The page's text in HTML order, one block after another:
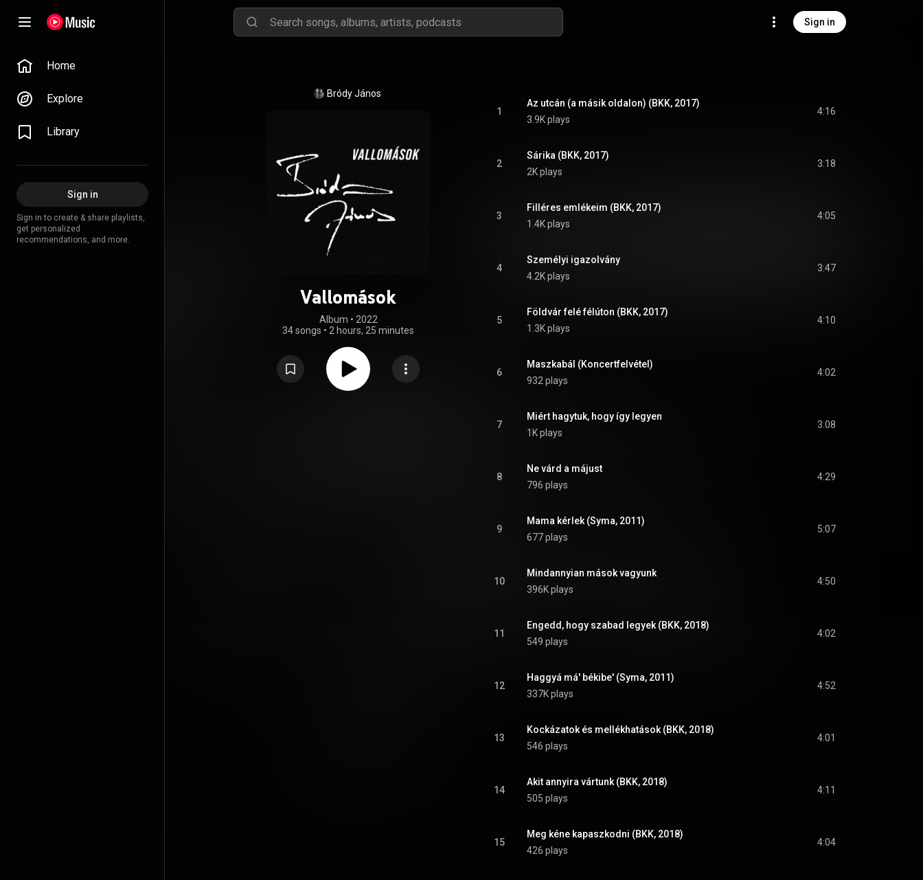
Sign in
Home
Explore
Library
Sign in
Sign in to create & share playlists,
get personalized
recommendations, and more.
Bródy János
Vallomások
Album • 2022
34 songs • 2 hours, 25 minutes
1
Az utcán (a másik oldalon) (BKK, 2017)
3.9K plays
4:16
2
Sárika (BKK, 2017)
2K plays
3:18
3
Filléres emlékeim (BKK, 2017)
1.4K plays
4:05
4
Személyi igazolvány
4.2K plays
3:47
5
Földvár felé félúton (BKK, 2017)
1.3K plays
4:10
6
Maszkabál (Koncertfelvétel)
932 plays
4:02
7
Miért hagytuk, hogy így legyen
1K plays
3:08
8
Ne várd a májust
796 plays
4:29
9
Mama kérlek (Syma, 2011)
677 plays
5:07
10
Mindannyian mások vagyunk
396K plays
4:50
11
Engedd, hogy szabad legyek (BKK, 2018)
549 plays
4:02
12
Haggyá má' békibe' (Syma, 2011)
337K plays
4:52
13
Kockázatok és mellékhatások (BKK, 2018)
546 plays
4:01
14
Akit annyira vártunk (BKK, 2018)
505 plays
4:11
15
Meg kéne kapaszkodni (BKK, 2018)
426 plays
4:04